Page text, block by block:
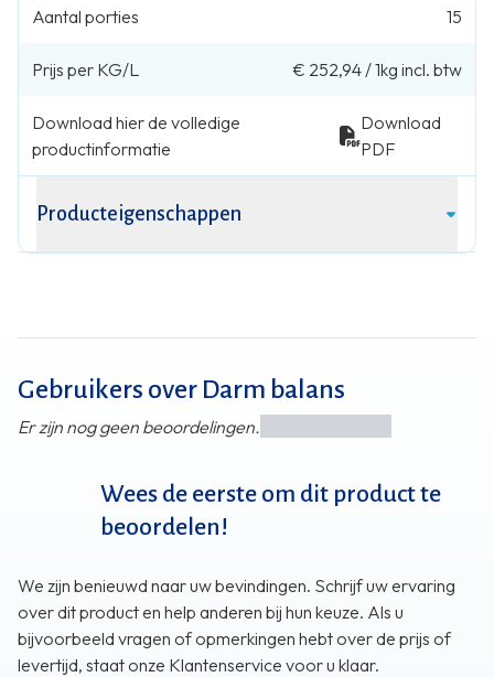
Aantal porties 15
Prijs per KG/L € 252,94 /1kg incl. btw
Download hier de volledige
productinformatie
Download
PDF
Producteigenschappen
Gebruikers over Darm balans
Er zijn nog geen beoordelingen.
Wees de eerste om dit product te
beoordelen!
We zijn benieuwd naar uw bevindingen. Schrijf uw ervaring
over dit product en help anderen bij hun keuze. Als u
bijvoorbeeld vragen of opmerkingen hebt over de prijs of
levertijd, staat onze Klantenservice voor u klaar.